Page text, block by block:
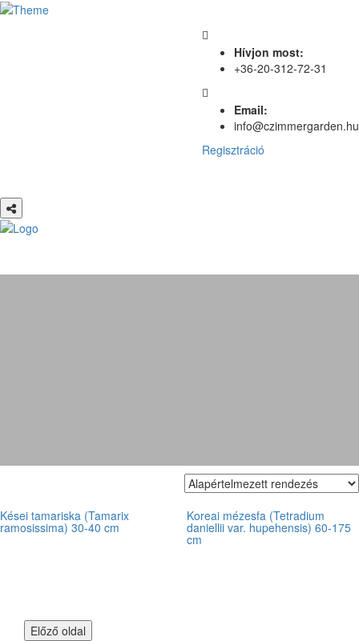
Hívjon most:
+36-20-312-72-31
Email:
info@czimmergarden.hu
Regisztráció
Kései tamariska (Tamarix
ramosissima) 30-40 cm
Koreai mézesfa (Tetradium
daniellii var. hupehensis) 60-175
cm